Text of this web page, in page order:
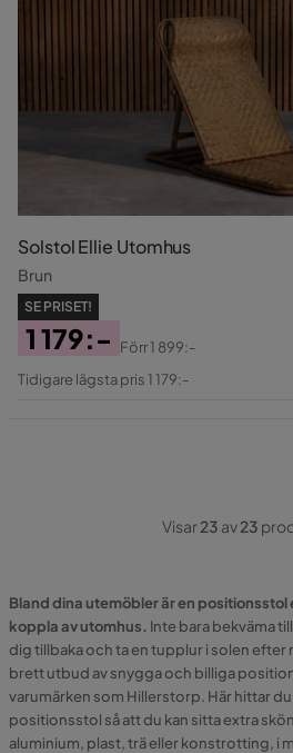
Solstol Ellie Utomhus
Brun
SE PRISET!
Pris
1 179:-
Original
Förr1 899:-
Tidigare lägsta pris 1 179:-
Visar23 av23
Bland dina utemöbler är en positionsstol
koppla av utomhus. Inte bara bekväma
dig tillbaka och ta en tupplur i solen efter
brett utbud av snygga och billiga
varumärken som Hillerstorp. Här hittar
positionsstol så att du kan sitta extra
aluminium, plast, trä eller konstrotting, i